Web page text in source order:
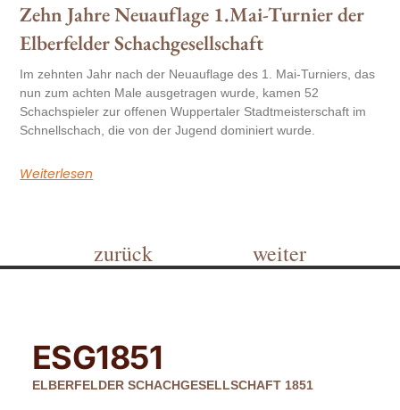
Zehn Jahre Neuauflage 1.Mai-Turnier der
Elberfelder Schachgesellschaft
Im zehnten Jahr nach der Neuauflage des 1. Mai-Turniers, das
nun zum achten Male ausgetragen wurde, kamen 52
Schachspieler zur offenen Wuppertaler Stadtmeisterschaft im
Schnellschach, die von der Jugend dominiert wurde.
Weiterlesen
zurück weiter
ESG1851
ELBERFELDER SCHACHGESELLSCHAFT 1851